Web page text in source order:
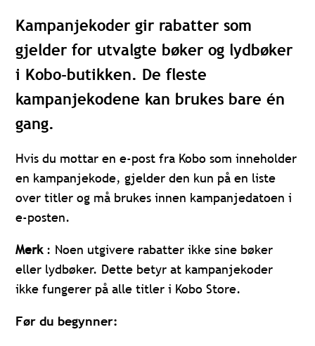
Kampanjekoder gir rabatter som
gjelder for utvalgte bøker og lydbøker
i Kobo-butikken. De fleste
kampanjekodene kan brukes bare én
gang.
Hvis du mottar en e-post fra Kobo som inneholder
en kampanjekode, gjelder den kun på en liste
over titler og må brukes innen kampanjedatoen i
e-posten.
Merk : Noen utgivere rabatter ikke sine bøker
eller lydbøker. Dette betyr at kampanjekoder
ikke fungerer på alle titler i Kobo Store.
Før du begynner: